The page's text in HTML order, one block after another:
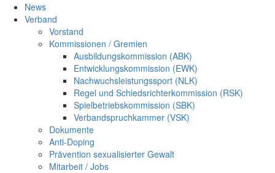
News
Verband
Vorstand
Kommissionen / Gremien
Ausbildungskommission (ABK)
Entwicklungskommission (EWK)
Nachwuchsleistungssport (NLK)
Regel und Schiedsrichterkommission (RSK)
Spielbetriebskommission (SBK)
Verbandspruchkammer (VSK)
Dokumente
Anti-Doping
Prävention sexualisierter Gewalt
Mitarbeit / Jobs